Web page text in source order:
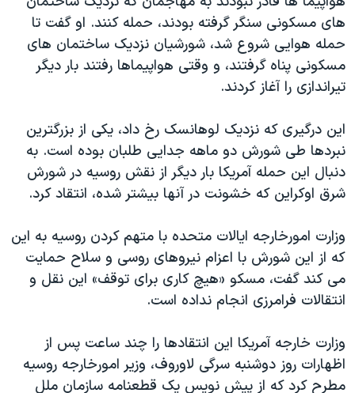
های مسکونی سنگر گرفته بودند، حمله کنند. او گفت تا
حمله هوایی شروع شد، شورشیان نزدیک ساختمان های
مسکونی پناه گرفتند، و وقتی هواپیماها رفتند بار دیگر
تیراندازی را آغاز کردند.
این درگیری که نزدیک لوهانسک رخ داد، یکی از بزرگترین
نبردها طی شورش دو ماهه جدایی طلبان بوده است. به
دنبال این حمله آمریکا بار دیگر از نقش روسیه در شورش
شرق اوکراین که خشونت در آنها بیشتر شده، انتقاد کرد.
وزارت امورخارجه ایالات متحده با متهم کردن روسیه به این
که از این شورش با اعزام نیروهای روسی و سلاح حمایت
می کند گفت، مسکو «هیچ کاری برای توقف» این نقل و
انتقالات فرامرزی انجام نداده است.
وزارت خارجه آمریکا این انتقادها را چند ساعت پس از
اظهارات روز دوشنبه سرگی لاوروف، وزیر امورخارجه روسیه
مطرح کرد که از پیش نویس یک قطعنامه سازمان ملل